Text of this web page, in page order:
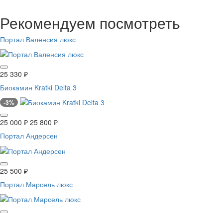
Рекомендуем посмотреть
Портал Валенсия люкс
25 330 ₽
Биокамин Kratki Delta 3
-3%
25 000 ₽ 25 800 ₽
Портал Андерсен
25 500 ₽
Портал Марсель люкс